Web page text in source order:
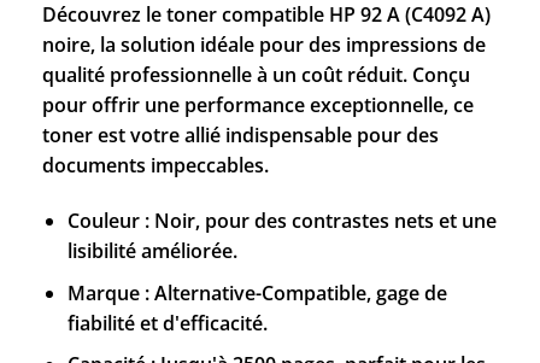
Découvrez le toner compatible HP 92 A (C4092 A)
noire, la solution idéale pour des impressions de
qualité professionnelle à un coût réduit. Conçu
pour offrir une performance exceptionnelle, ce
toner est votre allié indispensable pour des
documents impeccables.
Couleur : Noir, pour des contrastes nets et une
lisibilité améliorée.
Marque : Alternative-Compatible, gage de
fiabilité et d'efficacité.